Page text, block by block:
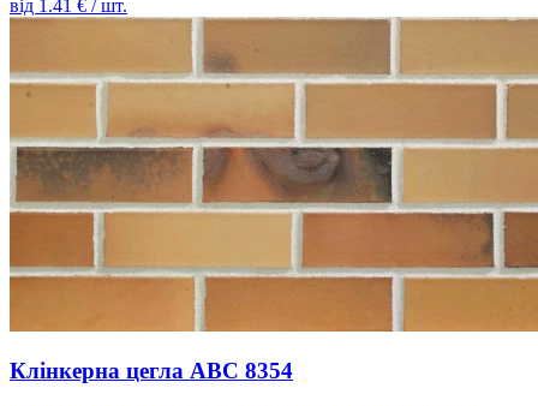
від 1.41 € / шт.
Клінкерна цегла ABC 8354